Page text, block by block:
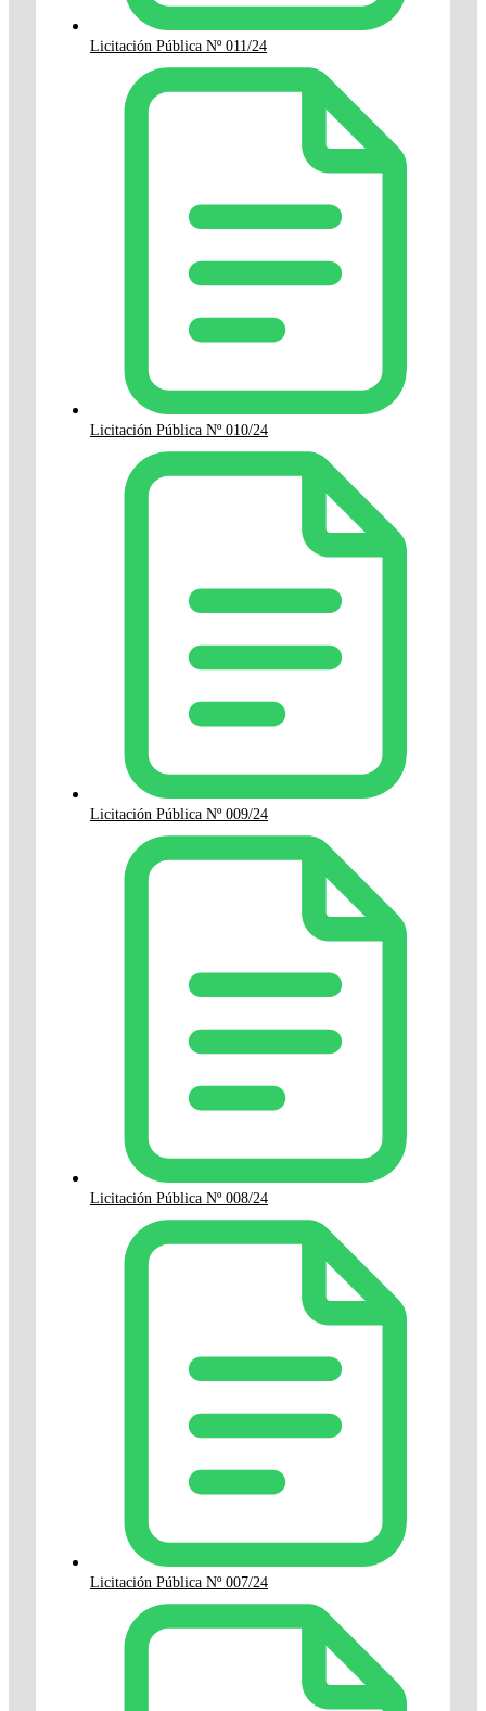
Licitación Pública Nº 011/24
Licitación Pública Nº 010/24
Licitación Pública Nº 009/24
Licitación Pública Nº 008/24
Licitación Pública Nº 007/24